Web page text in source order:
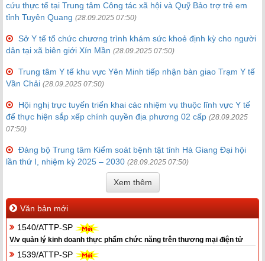
cứu thực tế tại Trung tâm Công tác xã hội và Quỹ Bảo trợ trẻ em
tỉnh Tuyên Quang (28.09.2025 07:50)
Sở Y tế tổ chức chương trình khám sức khoẻ định kỳ cho người
dân tại xã biên giới Xín Mần (28.09.2025 07:50)
Trung tâm Y tế khu vực Yên Minh tiếp nhận bàn giao Trạm Y tế
Vần Chải (28.09.2025 07:50)
Hội nghị trực tuyến triển khai các nhiệm vụ thuộc lĩnh vực Y tế
để thực hiện sắp xếp chính quyền địa phương 02 cấp (28.09.2025
07:50)
Đảng bộ Trung tâm Kiểm soát bệnh tật tỉnh Hà Giang Đại hội
lần thứ I, nhiệm kỳ 2025 – 2030 (28.09.2025 07:50)
Xem thêm
Văn bản mới
1540/ATTP-SP
V/v quản lý kinh doanh thực phẩm chức năng trên thương mại điện tử
1539/ATTP-SP